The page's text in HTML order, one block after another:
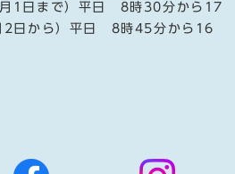
1日まで）平日 8時30分から17
2日から）平日 8時45分から16